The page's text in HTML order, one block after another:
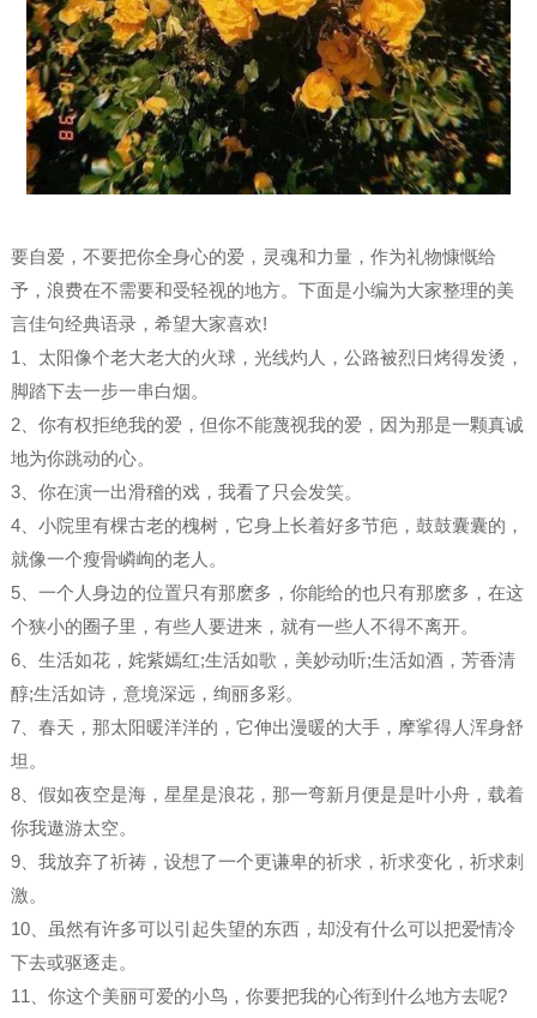
要自爱，不要把你全身心的爱，灵魂和力量，作为礼物慷慨给
予，浪费在不需要和受轻视的地方。下面是小编为大家整理的美
言佳句经典语录，希望大家喜欢!
1、太阳像个老大老大的火球，光线灼人，公路被烈日烤得发烫，
脚踏下去一步一串白烟。
2、你有权拒绝我的爱，但你不能蔑视我的爱，因为那是一颗真诚
地为你跳动的心。
3、你在演一出滑稽的戏，我看了只会发笑。
4、小院里有棵古老的槐树，它身上长着好多节疤，鼓鼓囊囊的，
就像一个瘦骨嶙峋的老人。
5、一个人身边的位置只有那麽多，你能给的也只有那麽多，在这
个狭小的圈子里，有些人要进来，就有一些人不得不离开。
6、生活如花，姹紫嫣红;生活如歌，美妙动听;生活如酒，芳香清
醇;生活如诗，意境深远，绚丽多彩。
7、春天，那太阳暖洋洋的，它伸出漫暖的大手，摩挲得人浑身舒
坦。
8、假如夜空是海，星星是浪花，那一弯新月便是是叶小舟，载着
你我遨游太空。
9、我放弃了祈祷，设想了一个更谦卑的祈求，祈求变化，祈求刺
激。
10、虽然有许多可以引起失望的东西，却没有什么可以把爱情冷
下去或驱逐走。
11、你这个美丽可爱的小鸟，你要把我的心衔到什么地方去呢?